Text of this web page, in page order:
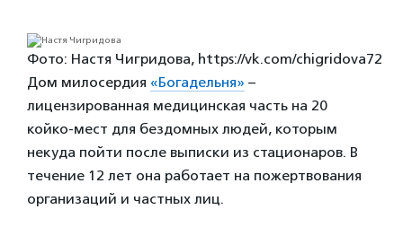
Фото: Настя Чигридова, https://vk.com/chigridova72
Дом милосердия «Богадельня» –
лицензированная медицинская часть на 20
койко-мест для бездомных людей, которым
некуда пойти после выписки из стационаров. В
течение 12 лет она работает на пожертвования
организаций и частных лиц.